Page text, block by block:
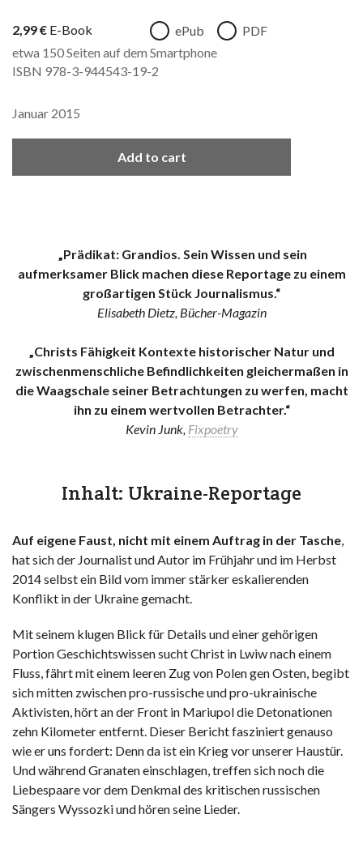
2,99€ E-Book ePub
PDF
etwa 150 Seiten auf dem Smartphone
ISBN 978-3-944543-19-2
Januar 2015
Add to cart
„Prädikat: Grandios. Sein Wissen und sein
aufmerksamer Blick machen diese Reportage zu einem
großartigen Stück Journalismus.“
Elisabeth Dietz, Bücher-Magazin
„Christs Fähigkeit Kontexte historischer Natur und
zwischenmenschliche Befindlichkeiten gleichermaßen in
die Waagschale seiner Betrachtungen zu werfen, macht
ihn zu einem wertvollen Betrachter.“
Kevin Junk, Fixpoetry
Inhalt: Ukraine-Reportage
Auf eigene Faust, nicht mit einem Auftrag in der Tasche
hat sich der Journalist und Autor im Frühjahr und im Herbst
2014 selbst ein Bild vom immer stärker eskalierenden
Konflikt in der Ukraine gemacht.
Mit seinem klugen Blick für Details und einer gehörigen
Portion Geschichtswissen sucht Christ in Lwiw nach einem
Fluss, fährt mit einem leeren Zug von Polen gen Osten, begibt
sich mitten zwischen pro-russische und pro-ukrainische
Aktivisten, hört an der Front in Mariupol die Detonationen
zehn Kilometer entfernt. Dieser Bericht fasziniert genauso
wie er uns fordert: Denn da ist ein Krieg vor unserer Haustür.
Und während Granaten einschlagen, treffen sich noch die
Liebespaare vor dem Denkmal des kritischen russischen
Sängers Wyssozki und hören seine Lieder.